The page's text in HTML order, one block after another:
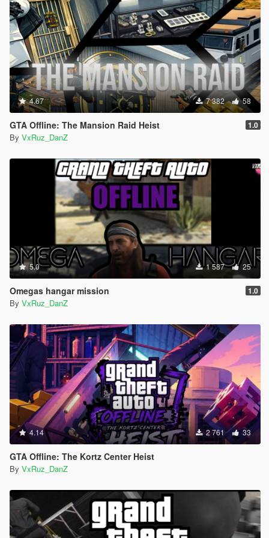
4.67 7 382 58
GTA Offline: The Mansion Raid Heist 1.0
By VxRuz_DanZ
5.0 1 587 25
Omegas hangar mission 1.0
By VxRuz_DanZ
4.14 2 761 33
GTA Offline: The Kortz Center Heist
By VxRuz_DanZ